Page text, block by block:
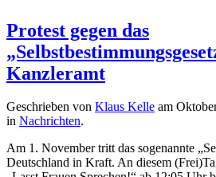
Protest gegen das
Kanzleramt
Geschrieben von Klaus Kelle am
in Nachrichten.
Am 1. November tritt das sogenannte
Deutschland in Kraft. An diesem